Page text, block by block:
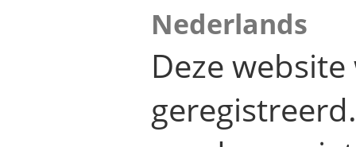
Nederlands
Deze